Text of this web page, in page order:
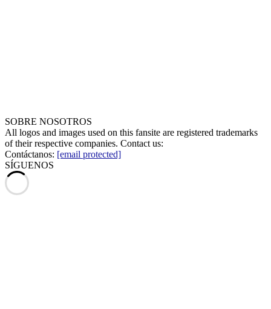
SOBRE NOSOTROS
All logos and images used on this fansite are registered trademarks
of their respective companies. Contact us:
Contáctanos: [email protected]
SÍGUENOS